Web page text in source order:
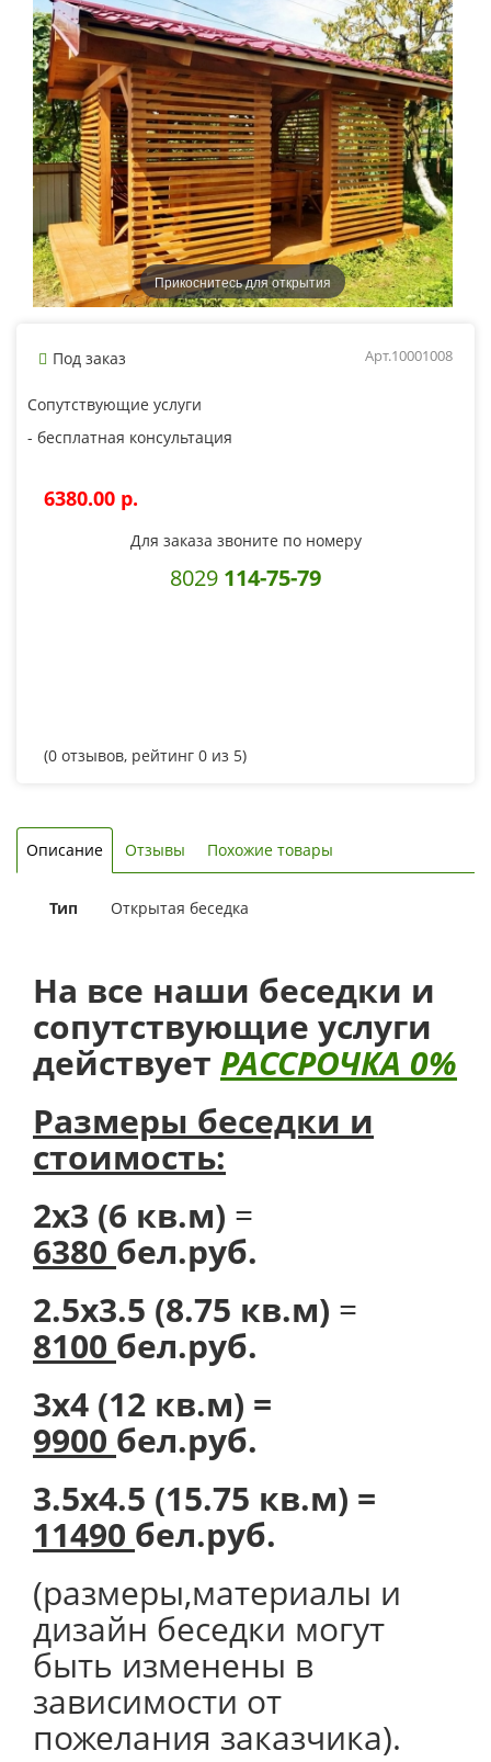
Прикоснитесь для открытия
Под заказ Арт.10001008
Сопутствующие услуги
- бесплатная консультация
6380.00 p.
Для заказа звоните по номеру
8029 114-75-79
(0 отзывов, рейтинг 0 из 5)
Описание Отзывы Похожие товары
Тип Открытая беседка
На все наши беседки и
сопутствующие услуги
действует РАССРОЧКА 0%
Размеры беседки и
стоимость:
2х3 (6 кв.м) =
6380 бел.руб.
2.5х3.5 (8.75 кв.м) =
8100 бел.руб.
3х4 (12 кв.м) =
9900 бел.руб.
3.5х4.5 (15.75 кв.м) =
11490 бел.руб.
(размеры,материалы и
дизайн беседки могут
быть изменены в
зависимости от
пожелания заказчика).